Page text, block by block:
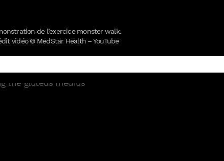
de l’exercice monster walk.
vidéo © MedStar Health – YouTube